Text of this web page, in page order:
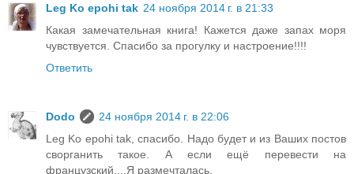
Leg Ko epohi tak 24 ноября 2014 г. в 21:33
Какая замечательная книга! Кажется даже запах моря
чувствуется. Спасибо за прогулку и настроение!!!!
Ответить
Dodo
24 ноября 2014 г. в 22:06
Leg Ko epohi tak, спасибо. Надо будет и из Ваших постов
сворганить такое. А если ещё перевести на
французский....Я размечталась.